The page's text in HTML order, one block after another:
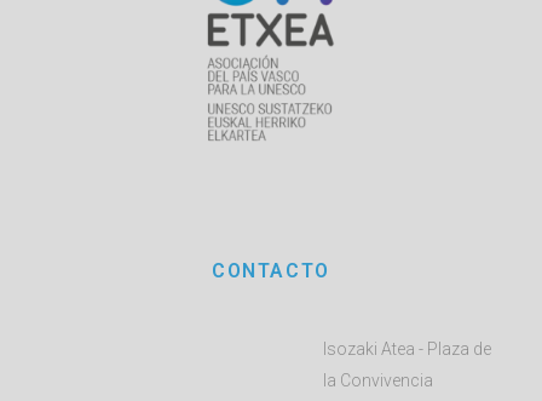
CONTACTO
Isozaki Atea - Plaza de
la Convivencia